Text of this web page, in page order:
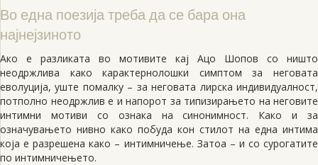
Во една поезија треба да се бара она
најнејзиното
Ако е разликата во мотивите кај Ацо Шопов со ништо
неодржлива како карактернолошки симптом за неговата
еволуција, уште помалку – за неговата лирска индивидуалност,
потполно неодржлив е и напорот за типизирањето на неговите
интимни мотиви со ознака на синонимност. Како и за
означувањето нивно како побуда кон стилот на една интима
која е разрешена како – интимничење. Затоа – и со сурогатите
по интимничењето.